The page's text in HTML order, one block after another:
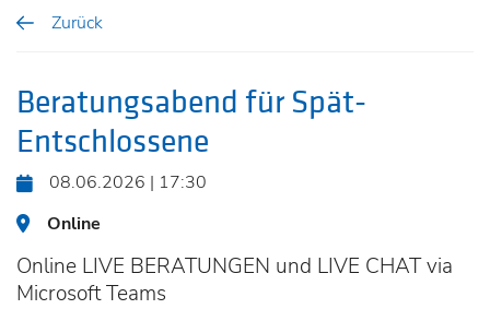
Zurück
Beratungsabend für Spät-
Entschlossene
08.06.2026 | 17:30
Online
Online LIVE BERATUNGEN und LIVE CHAT via
Microsoft Teams